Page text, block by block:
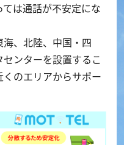
は通話が不安定にな
、北陸、中国・四
ンターを設置するこ
のエリアからサポー